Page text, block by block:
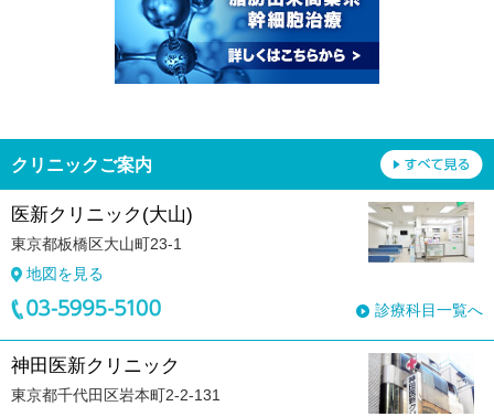
クリニックご案内
医新クリニック(大山)
東京都板橋区大山町23-1
地図を見る
診療科目一覧へ
神田医新クリニック
東京都千代田区岩本町2-2-131